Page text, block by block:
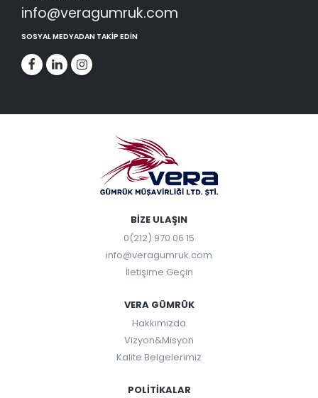
info@veragumruk.com
SOSYAL MEDYADAN TAKIP EDIN
BIZE ULAŞIN
0(212) 970 06 15
info@veragumruk.com
İletişime Geçin
VERA GÜMRÜK
Hakkımızda
Vizyon&Misyon
Kalite Belgelerimiz
POLITIKALAR